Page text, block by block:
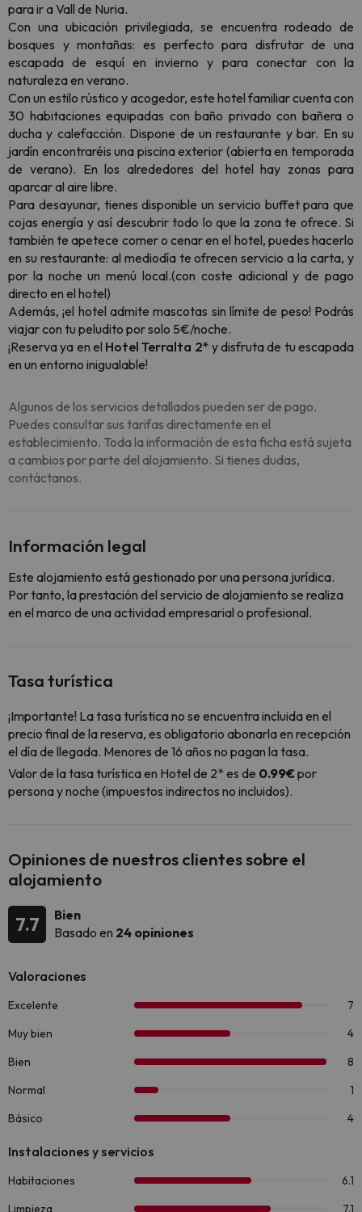
para ir a Vall de Nuria.
Con una ubicación privilegiada, se encuentra rodeado de
bosques y montañas: es perfecto para disfrutar de una
escapada de esquí en invierno y para conectar con la
naturaleza en verano.
Con un estilo rústico y acogedor, este hotel familiar cuenta con
30 habitaciones equipadas con baño privado con bañera o
ducha y calefacción. Dispone de un restaurante y bar. En su
jardín encontraréis una piscina exterior (abierta en temporada
de verano). En los alrededores del hotel hay zonas para
aparcar al aire libre.
Para desayunar, tienes disponible un servicio buffet para que
cojas energía y así descubrir todo lo que la zona te ofrece. Si
también te apetece comer o cenar en el hotel, puedes hacerlo
en su restaurante: al mediodía te ofrecen servicio a la carta, y
por la noche un menú local.(con coste adicional y de pago
directo en el hotel)
Además, ¡el hotel admite mascotas sin límite de peso! Podrás
viajar con tu peludito por solo 5€/noche.
¡Reserva ya en el Hotel Terralta 2* y disfruta de tu escapada
en un entorno inigualable!
Algunos de los servicios detallados pueden ser de pago.
Puedes consultar sus tarifas directamente en el
establecimiento. Toda la información de esta ficha está sujeta
a cambios por parte del alojamiento. Si tienes dudas,
contáctanos.
Información legal
Este alojamiento está gestionado por una persona jurídica.
Por tanto, la prestación del servicio de alojamiento se realiza
en el marco de una actividad empresarial o profesional.
Tasa turística
¡Importante! La tasa turística no se encuentra incluida en el
precio final de la reserva, es obligatorio abonarla en recepción
el día de llegada. Menores de 16 años no pagan la tasa.
Valor de la tasa turística en Hotel de 2* es de 0.99€por
persona y noche (impuestos indirectos no incluidos).
Opiniones de nuestros clientes sobre el
alojamiento
7.7
Bien
Basado en 24 opiniones